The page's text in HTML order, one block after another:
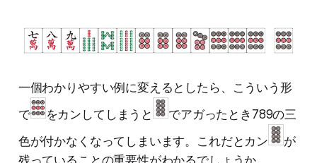
一個わかりやすい例に変えるとしたら、こういう形
で
をカンしてしまうと
でアガったとき789の三
色が付かなくなってしまいます。これだとカン
が